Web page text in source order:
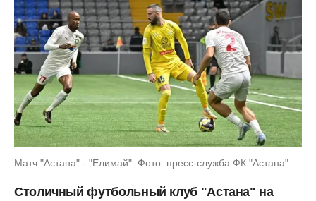
Матч "Астана" - "Елимай". Фото: пресс-служба ФК "Астана"
Столичный футбольный клуб "Астана" на